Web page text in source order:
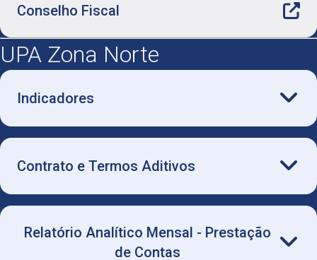
Conselho Fiscal
UPA Zona Norte
Indicadores
Número de Atendimentos
Indicadores Gerais
Contrato e Termos Aditivos
Termo de Convênio - Contrato
Relatório Analítico Mensal - Prestação
de Contas